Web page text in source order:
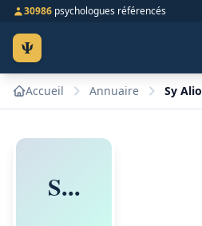
30986 psychologues référencés
Ψ
Accueil Annuaire
S...